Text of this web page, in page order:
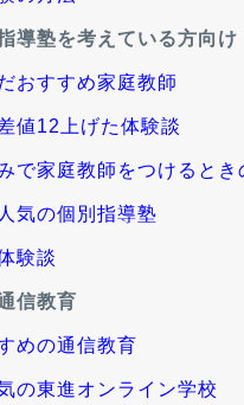
導塾を考えている方向け
おすすめ家庭教師
値12上げた体験談
で家庭教師をつけるとき
気の個別指導塾
験談
信教育
めの通信教育
の東進オンライン学校